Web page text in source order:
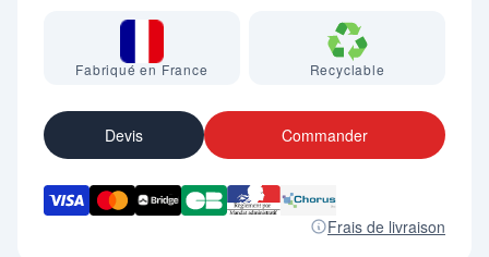
le modèle 2 flux.
- En option : Kit 4 roulettes (dont 2 à frein).
Fabriqué en France Recyclable
Devis Commander
Frais de livraison